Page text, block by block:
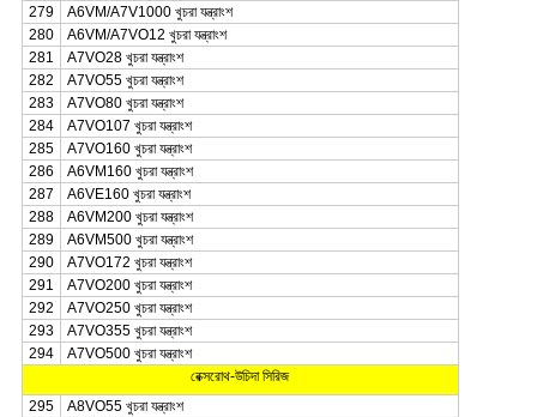
279
A6VM/A7V1000 খুচরা যন্ত্রাংশ
280
A6VM/A7VO12 খুচরা যন্ত্রাংশ
281
A7VO28 খুচরা যন্ত্রাংশ
282
A7VO55 খুচরা যন্ত্রাংশ
283
A7VO80 খুচরা যন্ত্রাংশ
284
A7VO107 খুচরা যন্ত্রাংশ
285
A7VO160 খুচরা যন্ত্রাংশ
286
A6VM160 খুচরা যন্ত্রাংশ
287
A6VE160 খুচরা যন্ত্রাংশ
288
A6VM200 খুচরা যন্ত্রাংশ
289
A6VM500 খুচরা যন্ত্রাংশ
290
A7VO172 খুচরা যন্ত্রাংশ
291
A7VO200 খুচরা যন্ত্রাংশ
292
A7VO250 খুচরা যন্ত্রাংশ
293
A7VO355 খুচরা যন্ত্রাংশ
294
A7VO500 খুচরা যন্ত্রাংশ
রেক্সরোথ-উচিদা সিরিজ
295
A8VO55 খুচরা যন্ত্রাংশ